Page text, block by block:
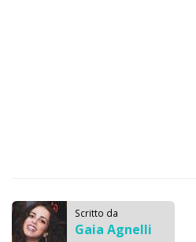
Scritto da
Gaia Agnelli